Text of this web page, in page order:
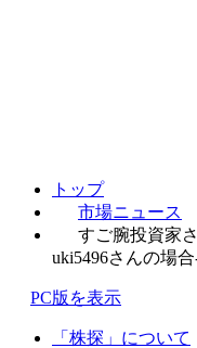
トップ
市場ニュース
すご腕投資家
uki5496さんの場
PC版を表示
「株探」について